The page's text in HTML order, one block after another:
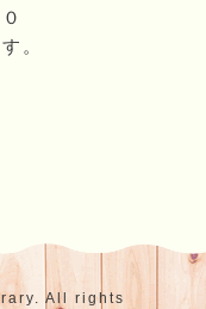
。
All rights